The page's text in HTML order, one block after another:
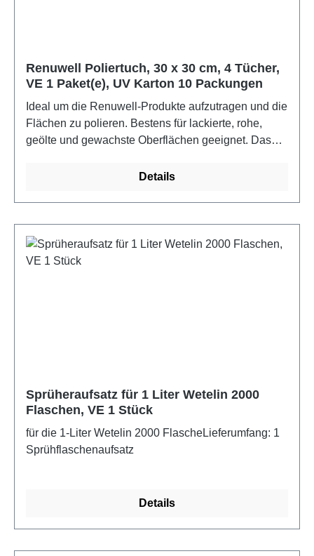
Renuwell Poliertuch, 30 x 30 cm, 4 Tücher,
VE 1 Paket(e), UV Karton 10 Packungen
Ideal um die Renuwell-Produkte aufzutragen und die
Flächen zu polieren. Bestens für lackierte, rohe,
geölte und gewachste Oberflächen geeignet. Das
absolut fusselfrei. Es ist nicht mit den Produkten
Details
Sprüheraufsatz für 1 Liter Wetelin 2000
Flaschen, VE 1 Stück
für die 1-Liter Wetelin 2000 FlascheLieferumfang: 1
Sprühflaschenaufsatz
Details